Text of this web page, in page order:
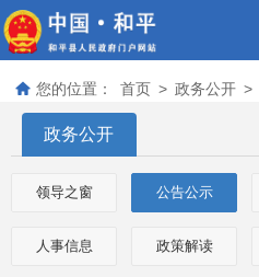
您的位置： 首页 > 政务公开 >
政务公开
领导之窗 公告公示
人事信息 政策解读